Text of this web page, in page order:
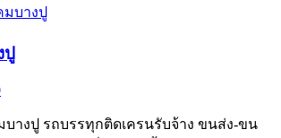
ปู
บางปู รถบรรทุกติดเครนรับจ้าง ขนส่ง-ขน